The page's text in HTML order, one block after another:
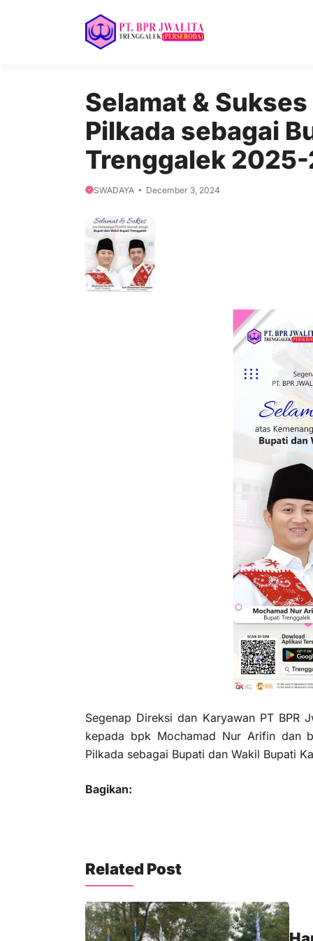
Selamat &
Pilkada sebagai
Trenggalek
SWADAYA December 3, 2024
Segenap Direksi dan Karyawan PT BPR
kepada bpk Mochamad Nur Arifin dan
Pilkada sebagai Bupati dan Wakil Bupati
Bagikan:
Related Post